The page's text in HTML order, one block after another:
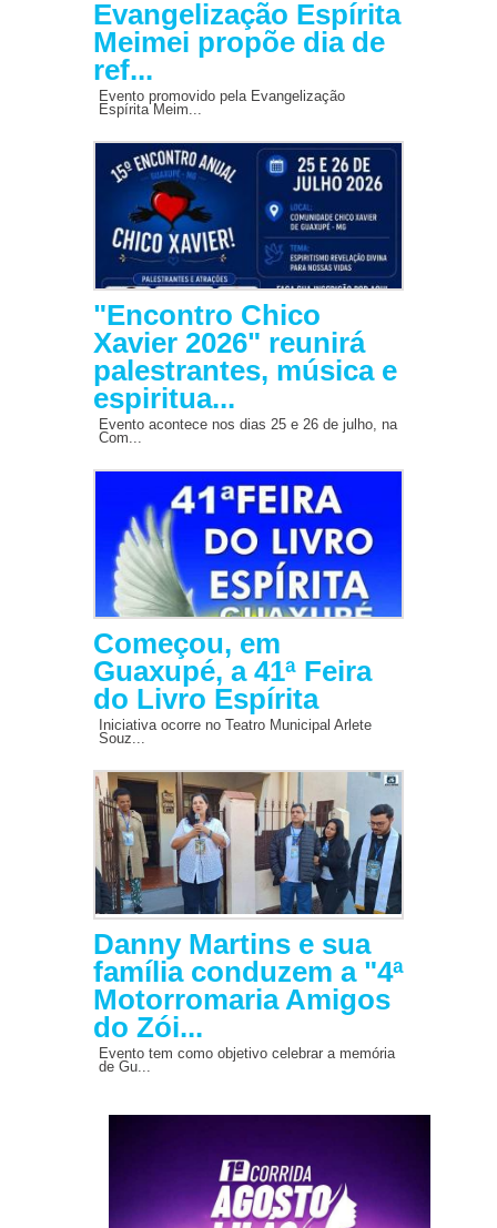
Evangelização Espírita
Meimei propõe dia de
ref...
Evento promovido pela Evangelização
Espírita Meim...
"Encontro Chico
Xavier 2026" reunirá
palestrantes, música e
espiritua...
Evento acontece nos dias 25 e 26 de julho, na
Com...
Começou, em
Guaxupé, a 41ª Feira
do Livro Espírita
Iniciativa ocorre no Teatro Municipal Arlete
Souz...
Danny Martins e sua
família conduzem a "4ª
Motorromaria Amigos
do Zói...
Evento tem como objetivo celebrar a memória
de Gu...